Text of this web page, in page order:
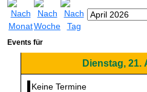
Events für
Dienstag, 21.
Keine Termine